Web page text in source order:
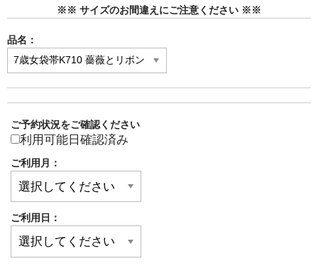
※※ サイズのお間違えにご注意ください ※※
品名：
ご予約状況をご確認ください
利用可能日確認済み
ご利用月：
ご利用日：